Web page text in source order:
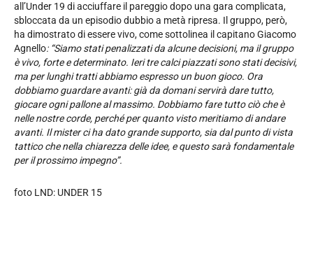
all’Under 19 di acciuffare il pareggio dopo una gara complicata,
sbloccata da un episodio dubbio a metà ripresa. Il gruppo, però,
ha dimostrato di essere vivo, come sottolinea il capitano Giacomo
Agnello: “Siamo stati penalizzati da alcune decisioni, ma il gruppo
è vivo, forte e determinato. Ieri tre calci piazzati sono stati decisivi,
ma per lunghi tratti abbiamo espresso un buon gioco. Ora
dobbiamo guardare avanti: già da domani servirà dare tutto,
giocare ogni pallone al massimo. Dobbiamo fare tutto ciò che è
nelle nostre corde, perché per quanto visto meritiamo di andare
avanti. Il mister ci ha dato grande supporto, sia dal punto di vista
tattico che nella chiarezza delle idee, e questo sarà fondamentale
per il prossimo impegno”.
foto LND: UNDER 15